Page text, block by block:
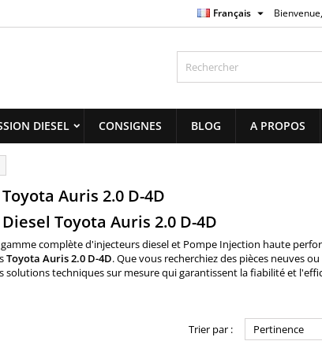
Bienvenue,
Français 
DIESEL CONSIGNES BLOG A PROPOS
Auris 2.0 D-4D
Toyota Auris 2.0 D-4D
complète d'injecteurs dieselet Pompe Injection haute
Toyota Auris 2.0 D-4D. Que vous recherchiez des pièces neuves
solutions techniques sur mesure qui garantissent la fiabilité et
Trier par : Pertinence
×
add_circle_outlineCreate new list
×
×
×